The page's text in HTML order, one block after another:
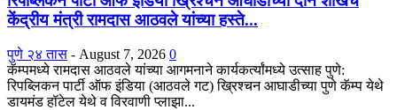
केंद्रीय मंत्री रामदास आठवले यांच्या हस्ते...
पुणे २४ तास - August 7, 2026 0
कॅम्पमध्ये रामदास आठवले यांच्या आगमनाने कार्यकर्त्यांमध्ये उत्साह पुणे:
रिपब्लिकन पार्टी ऑफ इंडिया (आठवले गट) ख्रिश्चन आघाडीच्या पुणे कॅम्प येथे
डायमंड हॉटेल येथे व विरवाणी प्लाझा...